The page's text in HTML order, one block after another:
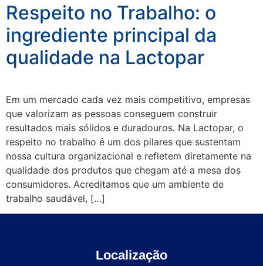
Respeito no Trabalho: o
ingrediente principal da
qualidade na Lactopar
Em um mercado cada vez mais competitivo, empresas
que valorizam as pessoas conseguem construir
resultados mais sólidos e duradouros. Na Lactopar, o
respeito no trabalho é um dos pilares que sustentam
nossa cultura organizacional e refletem diretamente na
qualidade dos produtos que chegam até a mesa dos
consumidores. Acreditamos que um ambiente de
trabalho saudável, […]
Localização